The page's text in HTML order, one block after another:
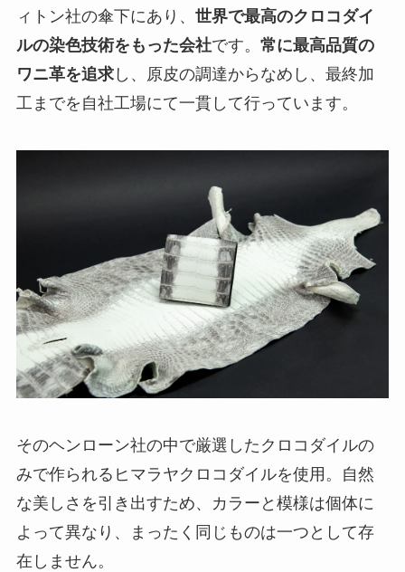
ィトン社の傘下にあり、 世界で最高のクロコダイ
ルの染色技術をもった会社です。 常に最高品質の
ワニ革を追求し、原皮の調達からなめし、最終加
工までを自社工場にて一貫して行っています。
そのヘンローン社の中で厳選したクロコダイルの
みで作られるヒマラヤクロコダイルを使用。自然
な美しさを引き出すため、カラーと模様は個体に
よって異なり、まったく同じものは一つとして存
在しません。